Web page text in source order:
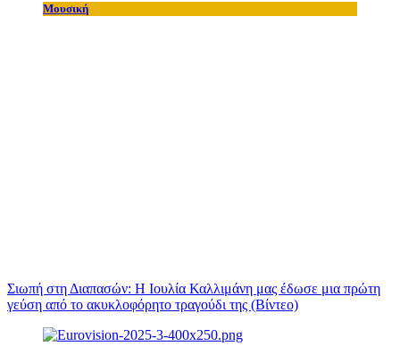
Μουσική
Σιωπή στη Διαπασών: Η Ιουλία Καλλιμάνη μας έδωσε μια πρώτη
γεύση από το ακυκλοφόρητο τραγούδι της (Βίντεο)